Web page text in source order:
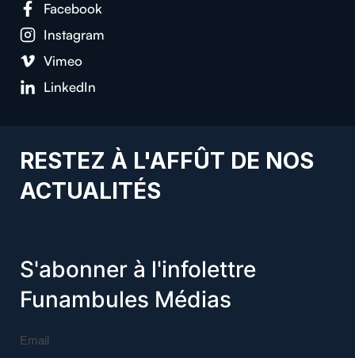
Facebook
Instagram
Vimeo
LinkedIn
RESTEZ À L'AFFÛT DE NOS
ACTUALITÉS
S'abonner à l'infolettre
Funambules Médias
Email